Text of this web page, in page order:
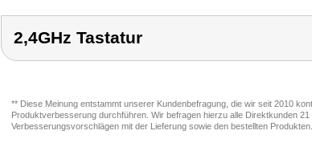
2,4GHz Tastatur
** Diese Meinung entstammt unserer Kundenbefragung, die wir seit 2010
Produktverbesserung durchführen. Wir befragen hierzu alle Direktkunden
Verbesserungsvorschlägen mit der Lieferung sowie den bestellten Produkten.